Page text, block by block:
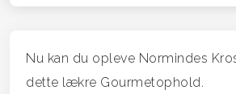
Nu kan du opleve Normindes
dette lækre Gourmetophold.